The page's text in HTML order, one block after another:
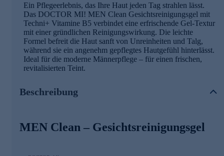
Ein Pflegeerlebnis, das Ihre Haut jeden Tag strahlen lässt.
Das DOCTOR MI! MEN Clean Gesichtsreinigungsgel mit
Techni+ Vitamine B5 verbindet eine erfrischende Gel-Textur
mit einer gründlichen Reinigungswirkung. Die leichte
Formel befreit die Haut sanft von Unreinheiten und Talg,
während sie ein angenehm gepflegtes Hautgefühl hinterlässt.
Ideal für die moderne Männerpflege – für einen frischen,
revitalisierten Teint.
Beschreibung
MEN Clean – Gesichtsreinigungsgel